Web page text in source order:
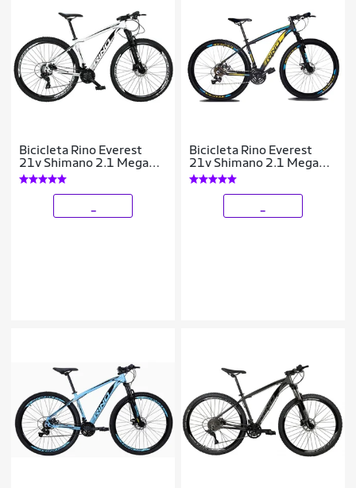
Bicicleta Rino Everest
21v Shimano 2.1 Mega
Ranger Hidraulico
Bicicleta Rino Everest
21v Shimano 2.1 Mega
Ranger Hidraulico